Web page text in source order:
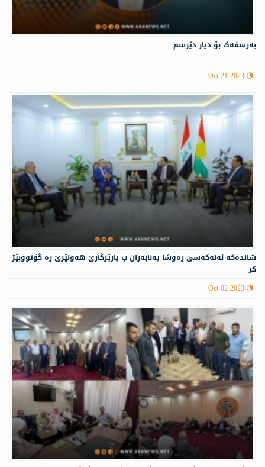
بەرسڤەک بۆ دیار دێرسم
Oct 21 2023
شانده‌كه‌ ئە‌نەكەسێ ره‌وشا په‌نابه‌ران ب پارێزگارێ هه‌ولێرێ ره‌ گۆتووبێژ
كر
Oct 02 2023